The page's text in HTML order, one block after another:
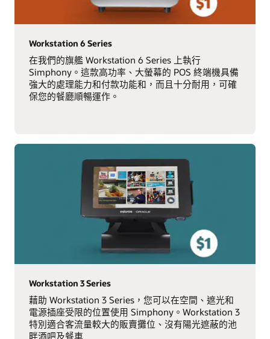
Workstation 6 Series
在我們的旗艦 Workstation 6 Series 上執行
Simphony。這款高功率、大螢幕的 POS 終端機具備
強大的處理能力和付款功能和，而且十分耐用，可確
保您的餐廳順暢運作。
Workstation 3 Series
藉助 Workstation 3 Series，您可以在空間、遮光和
電源插座受限的位置使用 Simphony。Workstation 3
特別適合客流量較大的販賣攤位、沒有陽光遮蔽的池
畔酒吧及餐車